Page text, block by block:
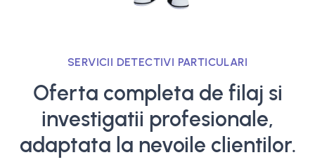
SERVICII DETECTIVI PARTICULARI
Oferta completa de filaj si
investigatii profesionale,
adaptata la nevoile clientilor.